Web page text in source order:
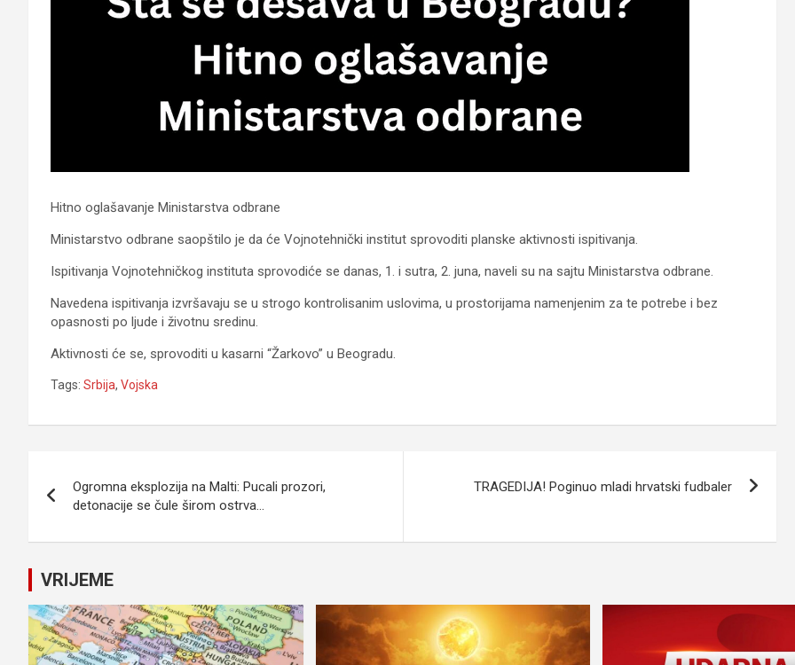
Hitno oglašavanje Ministarstva odbrane
Ministarstvo odbrane saopštilo je da će Vojnotehnički institut sprovoditi planske aktivnosti ispitivanja.
Ispitivanja Vojnotehničkog instituta sprovodiće se danas, 1. i sutra, 2. juna, naveli su na sajtu Ministarstva odbrane.
Navedena ispitivanja izvršavaju se u strogo kontrolisanim uslovima, u prostorijama namenjenim za te potrebe i bez
opasnosti po ljude i životnu sredinu.
Aktivnosti će se, sprovoditi u kasarni “Žarkovo” u Beogradu.
Tags: Srbija, Vojska
članaka
Ogromna eksplozija na Malti: Pucali prozori,
detonacije se čule širom ostrva…
TRAGEDIJA! Poginuo mladi hrvatski fudbaler
VRIJEME